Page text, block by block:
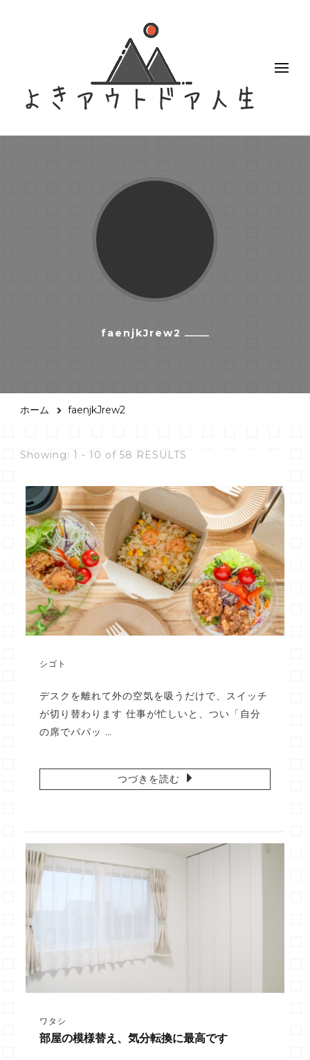
よきアウトドア人生
アクティブなアウトドア女子のブログ
faenjkJrew2
ホーム faenjkJrew2
Showing: 1 - 10 of 58 RESULTS
シゴト
デスクを離れて外の空気を吸うだけで、スイッチ
が切り替わります 仕事が忙しいと、つい「自分
の席でパパッ …
つづきを読む
ワタシ
部屋の模様替え、気分転換に最高です